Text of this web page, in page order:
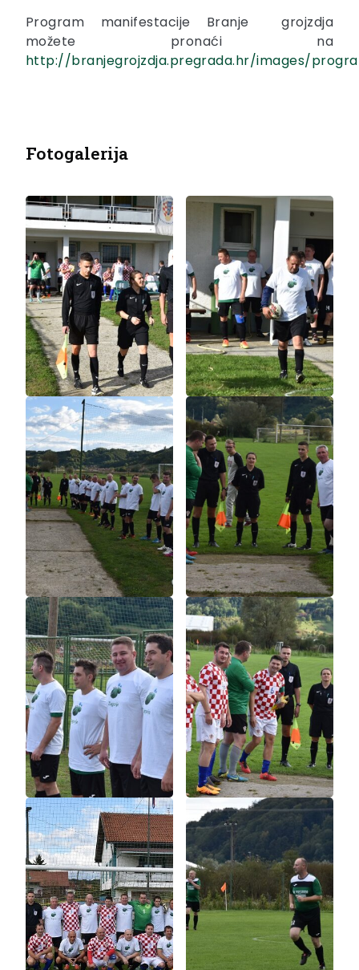
Program manifestacije Branje grojzdja
možete pronaći na
http://branjegrojzdja.pregrada.hr/images/
Fotogalerija